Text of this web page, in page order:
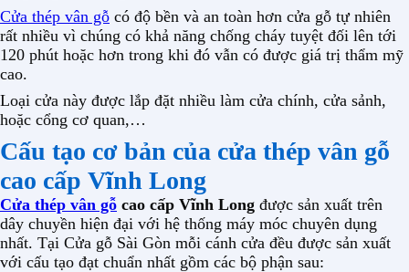
Cửa thép vân gỗ có độ bền và an toàn hơn cửa gỗ tự nhiên
rất nhiều vì chúng có khả năng chống cháy tuyệt đối lên tới
120 phút hoặc hơn trong khi đó vẫn có được giá trị thẩm mỹ
cao.
Loại cửa này được lắp đặt nhiều làm cửa chính, cửa sảnh,
hoặc cổng cơ quan,…
Cấu tạo cơ bản của cửa thép vân gỗ
cao cấp Vĩnh Long
Cửa thép vân gỗ cao cấp Vĩnh Long được sản xuất trên
dây chuyền hiện đại với hệ thống máy móc chuyên dụng
nhất. Tại Cửa gỗ Sài Gòn mỗi cánh cửa đều được sản xuất
với cấu tạo đạt chuẩn nhất gồm các bộ phận sau: